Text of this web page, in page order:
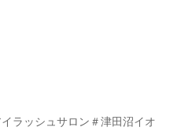
ラッシュサロン＃津田沼イオ